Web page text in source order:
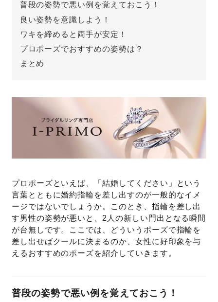
普段の姿勢で悪い例を覚えておこう！
良い姿勢を意識しよう！
ワキを締めると両手が安定！
プロポーズでおすすめの姿勢は？
まとめ
プロポーズといえば、「結婚してください」という
言葉とともに婚約指輪を差し出すのが一般的なイメ
ージではないでしょうか。このとき、指輪を差し出
す男性の姿勢が悪いと、2人の新しい門出となる瞬間
が台無しです。ここでは、どういうポーズで指輪を
差し出せばクールに決まるのか、女性に好印象を与
えるおすすめのポーズを紹介していきます。
普段の姿勢で悪い例を覚えておこう！
プロポーズアイテム
おすすめの婚約指輪
プロポーズシチュエーション診断
プロポーズ意識調査結果一覧
プロポーズの方法
場所
言葉
エピソード
アイプリモについて
ニュース
I-PRIMO公式サイト
I-PRIMO公式オンラインショップ
Follow us on